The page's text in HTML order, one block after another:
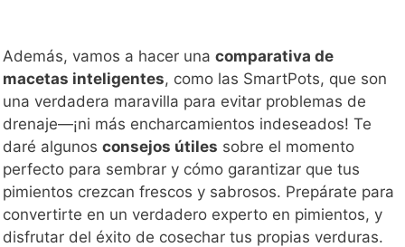
Además, vamos a hacer una comparativa de
macetas inteligentes, como las SmartPots, que son
una verdadera maravilla para evitar problemas de
drenaje—¡ni más encharcamientos indeseados! Te
daré algunos consejos útiles sobre el momento
perfecto para sembrar y cómo garantizar que tus
pimientos crezcan frescos y sabrosos. Prepárate para
convertirte en un verdadero experto en pimientos, y
disfrutar del éxito de cosechar tus propias verduras.